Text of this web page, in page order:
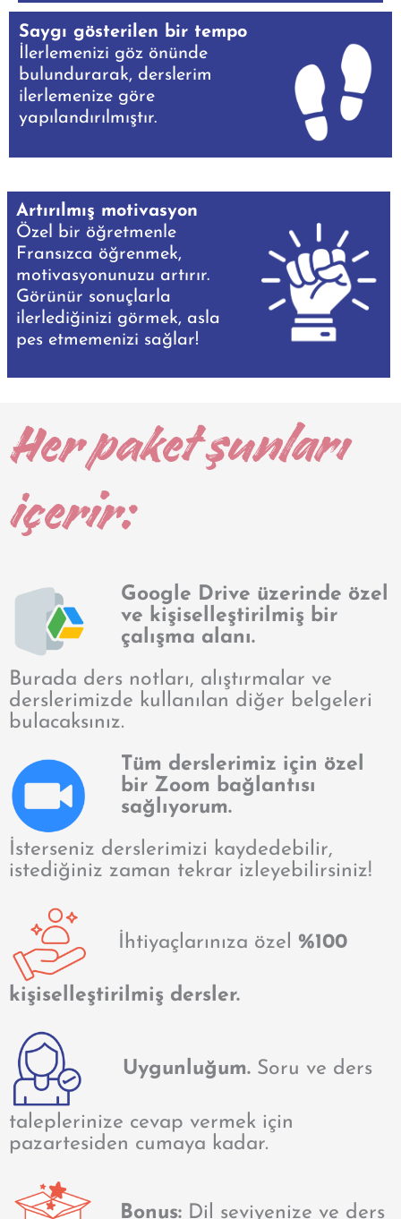
Saygı gösterilen bir tempo
İlerlemenizi göz önünde
bulundurarak, derslerim
ilerlemenize göre
yapılandırılmıştır.
Artırılmış motivasyon
Özel bir öğretmenle
Fransızca öğrenmek,
motivasyonunuzu artırır.
Görünür sonuçlarla
ilerlediğinizi görmek, asla
pes etmemenizi sağlar!
Her paket şunları
içerir:
Google Drive üzerinde özel
ve kişiselleştirilmiş bir
çalışma alanı.
Burada ders notları, alıştırmalar ve
derslerimizde kullanılan diğer belgeleri
bulacaksınız.
Tüm derslerimiz için özel
bir Zoom bağlantısı
sağlıyorum.
İsterseniz derslerimizi kaydedebilir,
istediğiniz zaman tekrar izleyebilirsiniz!
İhtiyaçlarınıza özel %100
kişiselleştirilmiş dersler.
Uygunluğum. Soru ve ders
taleplerinize cevap vermek için
pazartesiden cumaya kadar.
Bonus: Dil seviyenize ve ders